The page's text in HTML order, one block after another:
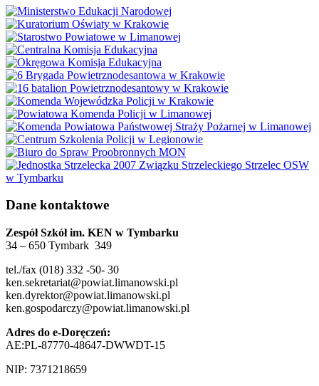
Dane kontaktowe
Zespół Szkół im. KEN w Tymbarku
34 – 650 Tymbark 349
tel./fax (018) 332 -50- 30
ken.sekretariat@powiat.limanowski.pl
ken.dyrektor@powiat.limanowski.pl
ken.gospodarczy@powiat.limanowski.pl
Adres do e-Doręczeń:
AE:PL-87770-48647-DWWDT-15
NIP: 7371218659